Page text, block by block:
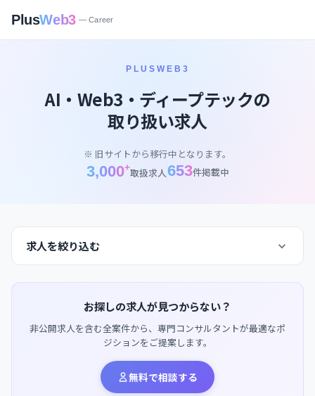
PlusWeb3 — Career
PLUSWEB3
AI・Web3・ディープテックの
取り扱い求人
※ 旧サイトから移行中となります。
3,000+取扱求人653件掲載中
求人を絞り込む
お探しの求人が見つからない？
非公開求人を含む全案件から、専門コンサルタントが最適なポ
ジションをご提案します。
無料で相談する